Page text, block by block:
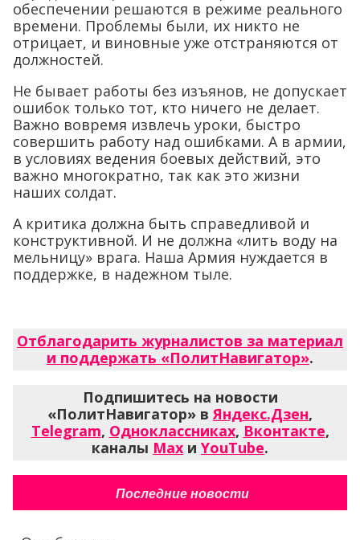
обеспечении решаются в режиме реального
времени. Проблемы были, их никто не
отрицает, и виновные уже отстраняются от
должностей.
Не бывает работы без изъянов, не допускает
ошибок только тот, кто ничего не делает.
Важно вовремя извлечь уроки, быстро
совершить работу над ошибками. А в армии,
в условиях ведения боевых действий, это
важно многократно, так как это жизни
наших солдат.
А критика должна быть справедливой и
конструктивной. И не должна «лить воду на
мельницу» врага. Наша Армия нуждается в
поддержке, в надежном тыле.
Отблагодарить журналистов за материал
и поддержать «ПолитНавигатор».
Подпишитесь на новости
«ПолитНавигатор» вЯндекс.Дзен,
Telegram, Одноклассниках, Вконтакте,
каналы Max и YouTube.
Последние новости